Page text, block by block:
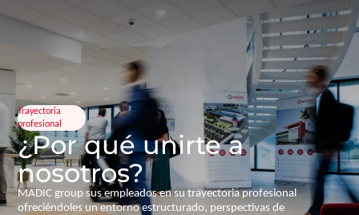
Trayectoria
profesional
¿Por qué unirte a
nosotros?
MADIC group sus empleados en su trayectoria profesional
ofreciéndoles un entorno estructurado, perspectivas de